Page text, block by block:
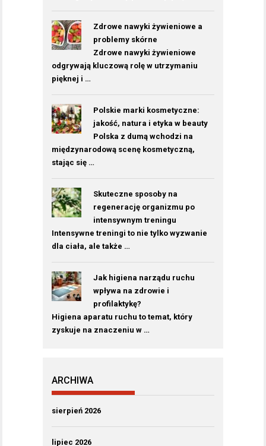
Zdrowe nawyki żywieniowe a
problemy skórne
Zdrowe nawyki żywieniowe
odgrywają kluczową rolę w utrzymaniu
pięknej i …
Polskie marki kosmetyczne:
jakość, natura i etyka w beauty
Polska z dumą wchodzi na
międzynarodową scenę kosmetyczną,
stając się …
Skuteczne sposoby na
regenerację organizmu po
intensywnym treningu
Intensywne treningi to nie tylko wyzwanie
dla ciała, ale także …
Jak higiena narządu ruchu
wpływa na zdrowie i
profilaktykę?
Higiena aparatu ruchu to temat, który
zyskuje na znaczeniu w …
ARCHIWA
sierpień 2026
lipiec 2026